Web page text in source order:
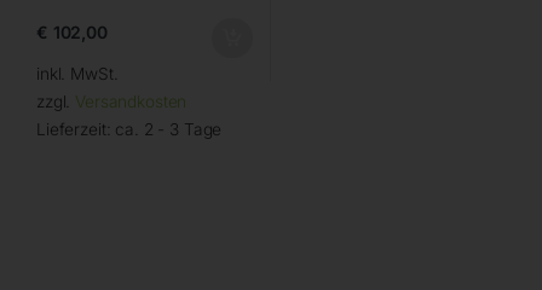
€ 102,00
inkl. MwSt.
zzgl. Versandkosten
Lieferzeit: ca. 2 - 3 Tage